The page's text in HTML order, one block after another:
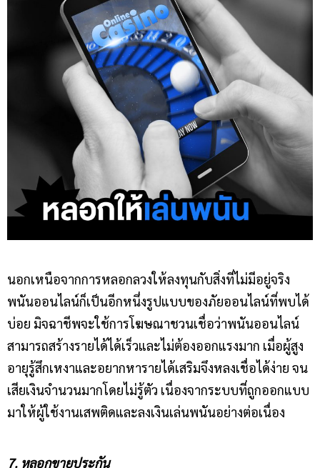
นอกเหนือจากการหลอกลวงให้ลงทุนกับสิ่งที่ไม่มีอยู่จริง
พนันออนไลน์ก็เป็นอีกหนึ่งรูปแบบของภัยออนไลน์ที่พบได้
บ่อย มิจฉาชีพจะใช้การโฆษณาชวนเชื่อว่าพนันออนไลน์
สามารถสร้างรายได้ได้เร็วและไม่ต้องออกแรงมาก เมื่อผู้สูง
อายุรู้สึกเหงาและอยากหารายได้เสริมจึงหลงเชื่อได้ง่าย จน
เสียเงินจำนวนมากโดยไม่รู้ตัว เนื่องจากระบบที่ถูกออกแบบ
มาให้ผู้ใช้งานเสพติดและลงเงินเล่นพนันอย่างต่อเนื่อง
7. หลอกขายประกัน